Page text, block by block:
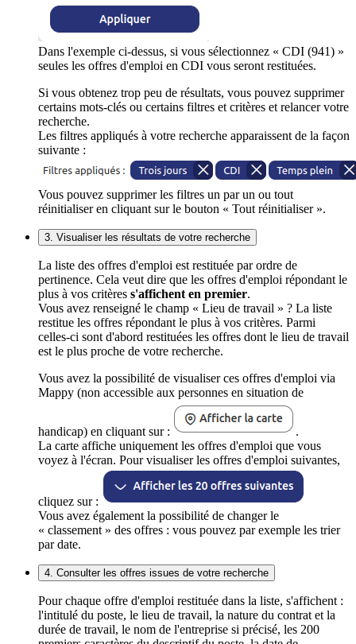
Dans l'exemple ci-dessus, si vous sélectionnez « CDI (941) »
seules les offres d'emploi en CDI vous seront restituées.
Si vous obtenez trop peu de résultats, vous pouvez supprimer
certains mots-clés ou certains filtres et critères et relancer votre
recherche.
Les filtres appliqués à votre recherche apparaissent de la façon
suivante :
Vous pouvez supprimer les filtres un par un ou tout
réinitialiser en cliquant sur le bouton « Tout réinitialiser ».
3. Visualiser les résultats de votre recherche
La liste des offres d'emploi est restituée par ordre de
pertinence. Cela veut dire que les offres d'emploi répondant le
plus à vos critères s'affichent en premier.
Vous avez renseigné le champ « Lieu de travail » ? La liste
restitue les offres répondant le plus à vos critères. Parmi
celles-ci sont d'abord restituées les offres dont le lieu de travail
est le plus proche de votre recherche.
Vous avez la possibilité de visualiser ces offres d'emploi via
Mappy (non accessible aux personnes en situation de
handicap) en cliquant sur :
.
La carte affiche uniquement les offres d'emploi que vous
voyez à l'écran. Pour visualiser les offres d'emploi suivantes,
cliquez sur :
Vous avez également la possibilité de changer le
« classement » des offres : vous pouvez par exemple les trier
par date.
4. Consulter les offres issues de votre recherche
Pour chaque offre d'emploi restituée dans la liste, s'affichent :
l'intitulé du poste, le lieu de travail, la nature du contrat et la
durée de travail, le nom de l'entreprise si précisé, les 200